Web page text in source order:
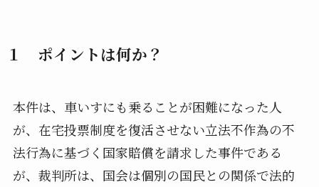
１ ポイントは何か？
本件は、車いすにも乗ることが困難になった人
が、在宅投票制度を復活させない立法不作為の不
法行為に基づく国家賠償を請求した事件である
が、裁判所は、国会は個別の国民との関係で法的